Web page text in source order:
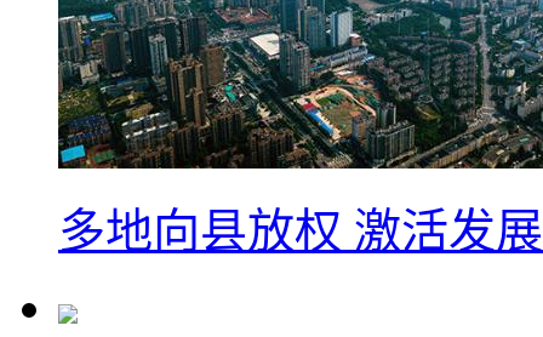
多地向县放权 激活发